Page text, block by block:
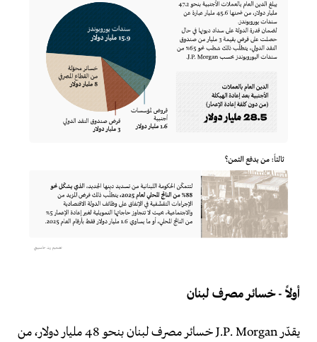
أولاً - خسائر مصرف لبنان
يقدّر J.P. Morgan خسائر مصرف لبنان بنحو 48 مليار دولار، من